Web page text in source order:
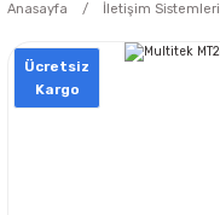
Anasayfa İletişim Sistemleri
Ücretsiz
Kargo